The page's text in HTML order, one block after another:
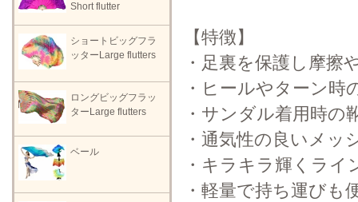
【特徴】
・足裏を保護し摩擦
・ヒールやターン時
・サンダル着用時の
・通気性の良いメッ
・キラキラ輝くライ
・軽量で持ち運びも
Short flutter
ショートビッグフラ
ッターLarge flutters
ロングビッグフラッ
ターLarge flutters
ベール